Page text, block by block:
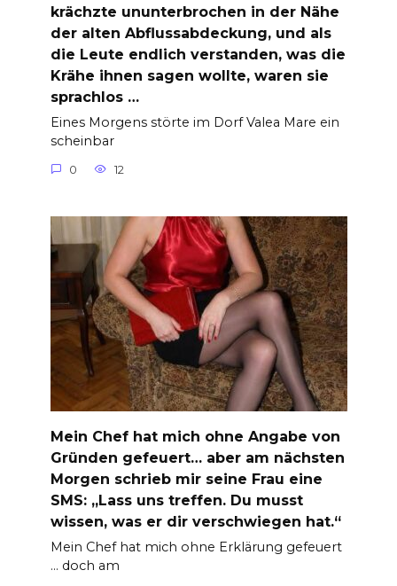
krächzte ununterbrochen in der Nähe
der alten Abflussabdeckung, und als
die Leute endlich verstanden, was die
Krähe ihnen sagen wollte, waren sie
sprachlos …
Eines Morgens störte im Dorf Valea Mare ein
scheinbar
0 12
Mein Chef hat mich ohne Angabe von
Gründen gefeuert… aber am nächsten
Morgen schrieb mir seine Frau eine
SMS: „Lass uns treffen. Du musst
wissen, was er dir verschwiegen hat.“
Mein Chef hat mich ohne Erklärung gefeuert
… doch am